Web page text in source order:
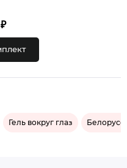
Гель вокруг глаз